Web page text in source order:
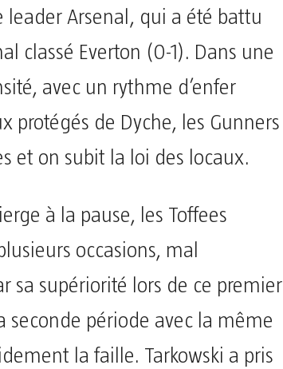
leader Arsenal, qui a été battu
classé Everton (0-1). Dans une
avec un rythme d’enfer
protégés de Dyche, les Gunners
et on subit la loi des locaux.
à la pause, les Toffees
occasions, mal
sa supériorité lors de ce premier
seconde période avec la même
la faille. Tarkowski a pris